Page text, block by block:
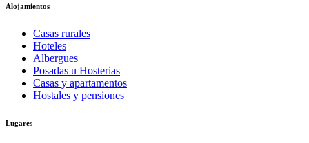
Alojamientos
Casas rurales
Hoteles
Albergues
Posadas u Hosterias
Casas y apartamentos
Hostales y pensiones
Lugares